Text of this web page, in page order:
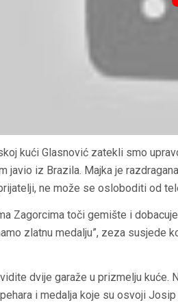
kući Glasnović zatekli smo
javio iz Brazila. Majka je
ne može se osloboditi od
Zagorcima toči gemište i
zlatnu medalju”, zeza susjede
dvije garaže u prizmelju kuće.
i medalja koje su osvoji